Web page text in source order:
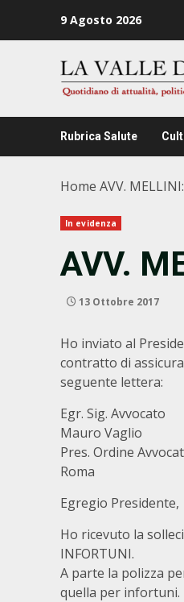
9 Agosto 2026
Rubrica Salute
Home AVV.
In evidenza
AVV.
13 Ottobre 2017
Ho inviato al
contratto di
seguente lettera:
Egr. Sig. Avvocato
Mauro Vaglio
Pres. Ordine
Roma
Egregio Presidente,
Ho ricevuto la
INFORTUNI.
A parte la polizza
quella per infortuni.